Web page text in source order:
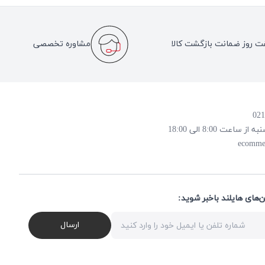
روز ضمانت بازگشت کالا مشاوره تخصصی
8:00 الی 18:00
هایلند باخبر شوید:
ارسال